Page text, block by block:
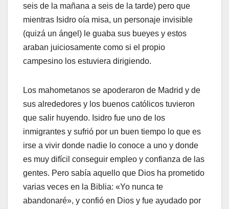
seis de la mañana a seis de la tarde) pero que
mientras Isidro oía misa, un personaje invisible
(quizá un ángel) le guaba sus bueyes y estos
araban juiciosamente como si el propio
campesino los estuviera dirigiendo.
Los mahometanos se apoderaron de Madrid y de
sus alrededores y los buenos católicos tuvieron
que salir huyendo. Isidro fue uno de los
inmigrantes y sufrió por un buen tiempo lo que es
irse a vivir donde nadie lo conoce a uno y donde
es muy difícil conseguir empleo y confianza de las
gentes. Pero sabía aquello que Dios ha prometido
varias veces en la Biblia: «Yo nunca te
abandonaré», y confió en Dios y fue ayudado por